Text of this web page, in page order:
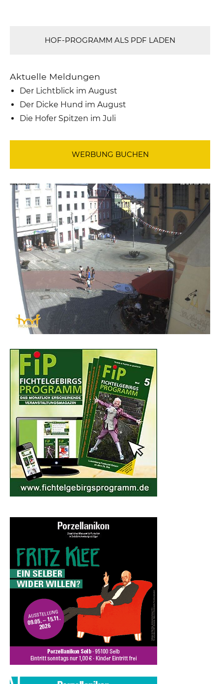
HOF-PROGRAMM ALS PDF LADEN
Aktuelle Meldungen
Der Lichtblick im August
Der Dicke Hund im August
Die Hofer Spitzen im Juli
WERBUNG BUCHEN